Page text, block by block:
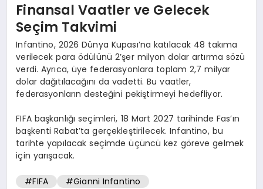
Finansal Vaatler ve Gelecek
Seçim Takvimi
Infantino, 2026 Dünya Kupası’na katılacak 48 takıma
verilecek para ödülünü 2’şer milyon dolar artırma sözü
verdi. Ayrıca, üye federasyonlara toplam 2,7 milyar
dolar dağıtılacağını da vadetti. Bu vaatler,
federasyonların desteğini pekiştirmeyi hedefliyor.
FIFA başkanlığı seçimleri, 18 Mart 2027 tarihinde Fas’ın
başkenti Rabat’ta gerçekleştirilecek. Infantino, bu
tarihte yapılacak seçimde üçüncü kez göreve gelmek
için yarışacak.
#FIFA #Gianni Infantino